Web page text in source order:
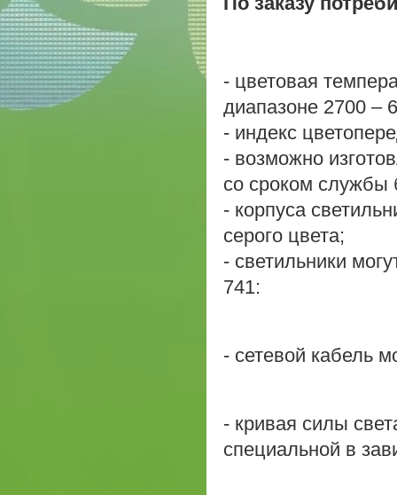
- цветовая
диапазоне 2700 –
- индекс
- возможно
со сроком службы
- корпуса
серого цвета;
- светильники
741:
- сетевой кабель
- кривая силы
специальной в